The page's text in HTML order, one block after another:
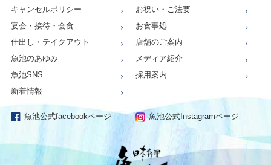
キャンセルポリシー
お祝い・ご法要
宴会・接待・会食
お食事処
仕出し・テイクアウト
店舗のご案内
魚池のあゆみ
メディア紹介
魚池SNS
採用案内
新着情報
魚池公式facebookページ 魚池公式Instagramページ
仕出し、お